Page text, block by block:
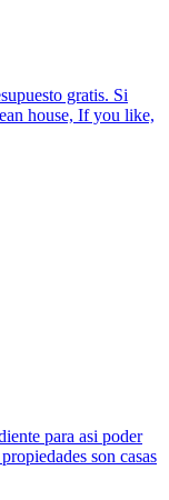
gratis. Si
house, If you like,
para asi poder
son casas